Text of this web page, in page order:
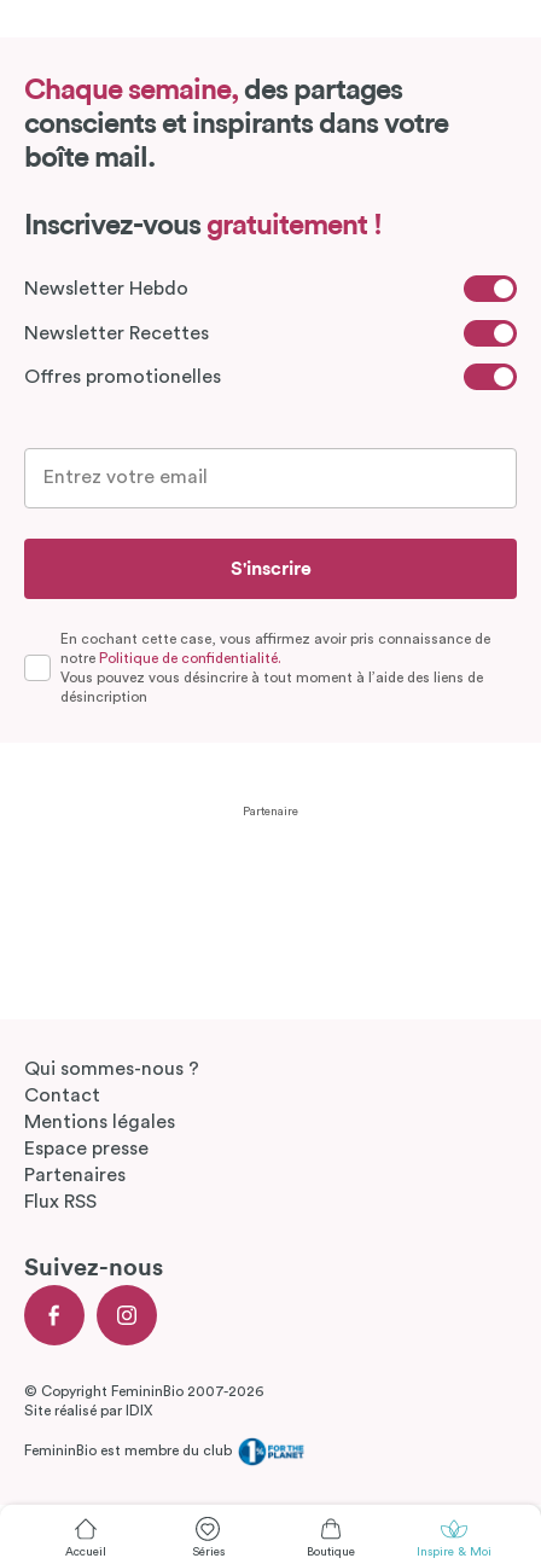
Chaque semaine, des partages
conscients et inspirants dans votre
boîte mail.
Inscrivez-vous gratuitement !
Newsletter Hebdo
Newsletter Recettes
Offres promotionelles
S'inscrire
En cochant cette case, vous affirmez avoir pris connaissance de
notre Politique de confidentialité.
Vous pouvez vous désincrire à tout moment à l’aide des liens de
désincription
Partenaire
Qui sommes-nous ?
Contact
Mentions légales
Espace presse
Partenaires
Flux RSS
Suivez-nous
© Copyright FemininBio 2007-2026
Site réalisé par
IDIX
FemininBio est membre du club
Accueil Séries Boutique Inspire & Moi